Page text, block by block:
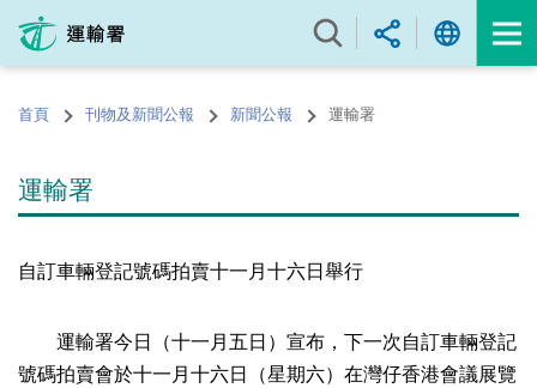
內
的首頁 刊物及新聞公報 新聞公報 運輸署
運輸署
自訂車輛登記號碼拍賣十一月十六日舉行
運輸署今日（十一月五日）宣布，下一次自訂車輛登記
號碼拍賣會於十一月十六日（星期六）在灣仔香港會議展覽